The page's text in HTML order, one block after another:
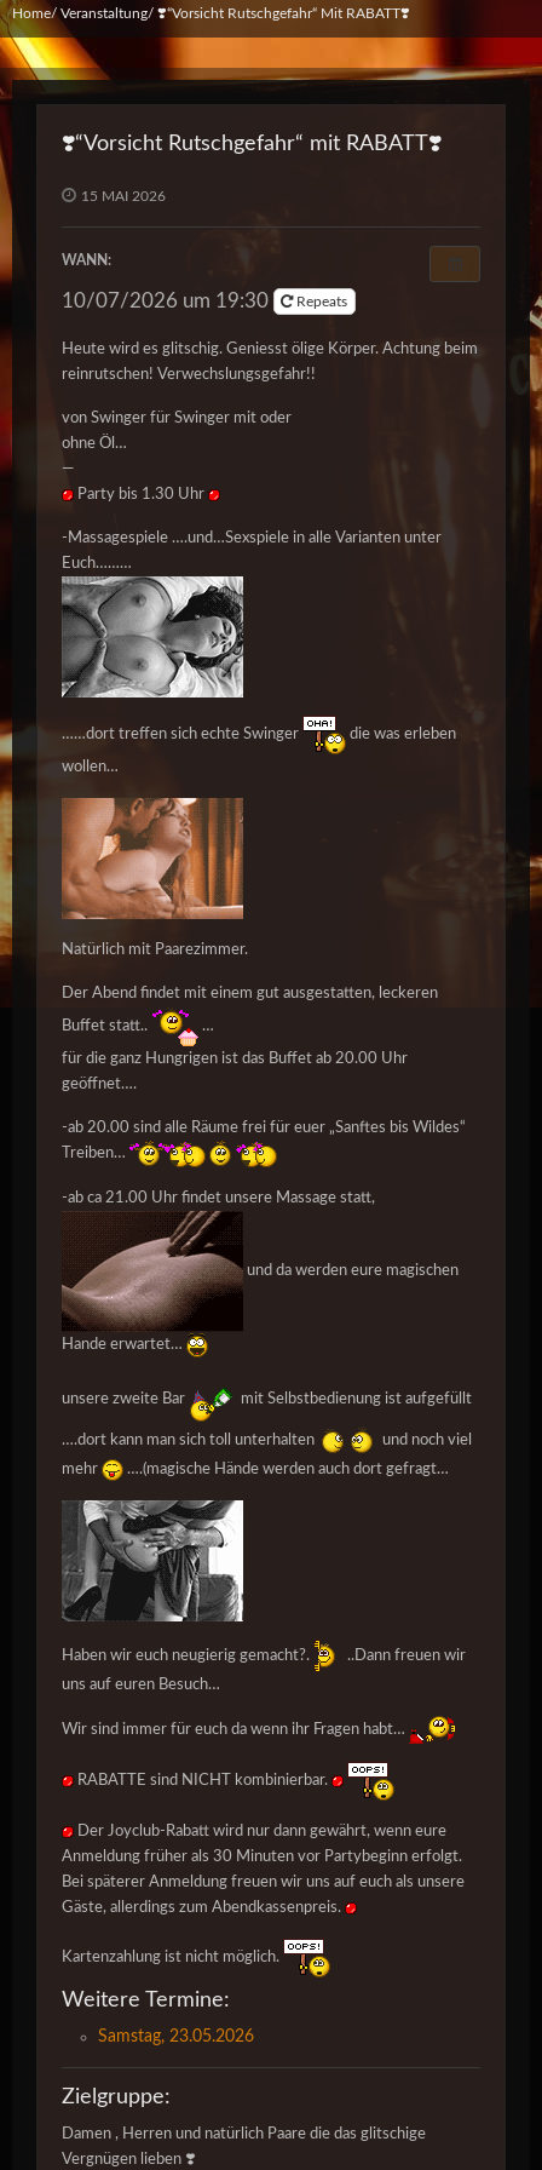
Home Veranstaltung ❣️“Vorsicht Rutschgefahr“ Mit RABATT❣️
❣️“Vorsicht Rutschgefahr“ mit RABATT❣️
15 MAI 2026
WANN:
10/07/2026 um 19:30 Repeats
Heute wird es glitschig. Geniesst ölige Körper. Achtung beim
reinrutschen! Verwechslungsgefahr!!
von Swinger für Swinger mit oder
ohne Öl…
—
Party bis 1.30 Uhr
-Massagespiele ….und…Sexspiele in alle Varianten unter
Euch………
……dort treffen sich echte Swinger die was erleben
wollen…
Natürlich mit Paarezimmer.
Der Abend findet mit einem gut ausgestatten, leckeren
Buffet statt.. …
für die ganz Hungrigen ist das Buffet ab 20.00 Uhr
geöffnet….
-ab 20.00 sind alle Räume frei für euer „Sanftes bis Wildes“
Treiben…
-ab ca 21.00 Uhr findet unsere Massage statt,
und da werden eure magischen
Hande erwartet…
unsere zweite Bar mit Selbstbedienung ist aufgefüllt
….dort kann man sich toll unterhalten
und noch viel
mehr
….(magische Hände werden auch dort gefragt…
Haben wir euch neugierig gemacht?.
..Dann freuen wir
uns auf euren Besuch…
Wir sind immer für euch da wenn ihr Fragen habt…
RABATTE sind NICHT kombinierbar.
Der Joyclub-Rabatt wird nur dann gewährt, wenn eure
Anmeldung früher als 30 Minuten vor Partybeginn erfolgt.
Bei späterer Anmeldung freuen wir uns auf euch als unsere
Gäste, allerdings zum Abendkassenpreis.
Kartenzahlung ist nicht möglich.
Weitere Termine:
Samstag, 23.05.2026
Zielgruppe:
Damen , Herren und natürlich Paare die das glitschige
Vergnügen lieben ❣️